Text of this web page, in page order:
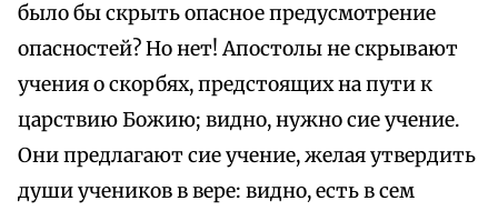
было бы скрыть опасное предусмотрение
опасностей? Но нет! Апостолы не скрывают
учения о скорбях, предстоящих на пути к
царствию Божию; видно, нужно сие учение.
Они предлагают сие учение, желая утвердить
души учеников в вере: видно, есть в сем